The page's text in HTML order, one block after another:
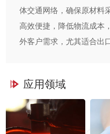
体交通网络，确保原材料
高效便捷，降低物流成本
外客户需求，尤其适合出
应用领域